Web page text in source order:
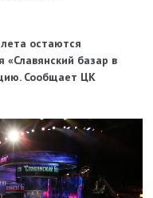
остаются
базар в
Сообщает ЦК